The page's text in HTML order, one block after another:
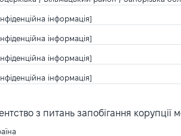
інформація]
інформація]
інформація]
інформація]
з питань запобігання